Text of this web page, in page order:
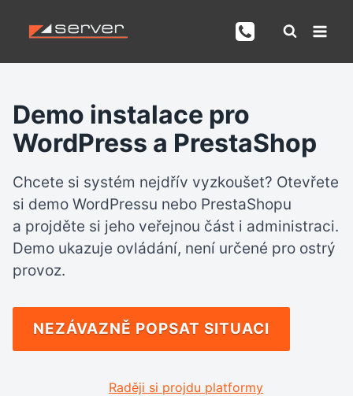
Demo instalace pro
WordPress a PrestaShop
Chcete si systém nejdřív vyzkoušet? Otevřete
si demo WordPressu nebo PrestaShopu
a projděte si jeho veřejnou část i administraci.
Demo ukazuje ovládání, není určené pro ostrý
provoz.
NEZÁVAZNĚ POPSAT SITUACI
Raději si projdu platformy